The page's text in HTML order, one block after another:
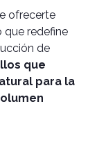
ofrecerte
que redefine
de
que
para la